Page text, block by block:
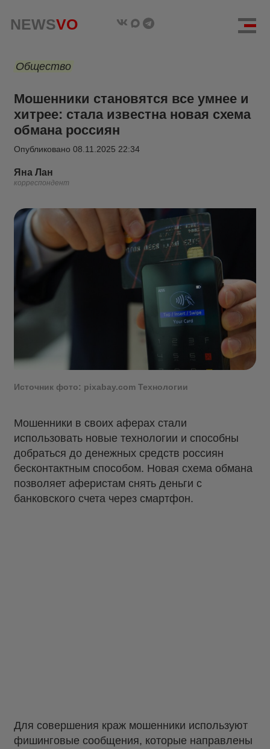
NEWSVO
Общество
Мошенники становятся все умнее и
хитрее: стала известна новая схема
обмана россиян
Опубликовано 08.11.2025 22:34
Яна Лан
корреспондент
Источник фото: pixabay.com Технологии
Мошенники в своих аферах стали
использовать новые технологии и способны
добраться до денежных средств россиян
бесконтактным способом. Новая схема обмана
позволяет аферистам снять деньги с
банковского счета через смартфон.
Для совершения краж мошенники используют
фишинговые сообщения, которые направлены